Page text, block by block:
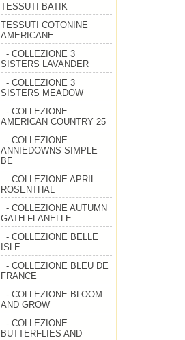
TESSUTI BATIK
TESSUTI COTONINE
AMERICANE
- COLLEZIONE 3
SISTERS LAVANDER
- COLLEZIONE 3
SISTERS MEADOW
- COLLEZIONE
AMERICAN COUNTRY 25
- COLLEZIONE
ANNIEDOWNS SIMPLE
BE
- COLLEZIONE APRIL
ROSENTHAL
- COLLEZIONE AUTUMN
GATH FLANELLE
- COLLEZIONE BELLE
ISLE
- COLLEZIONE BLEU DE
FRANCE
- COLLEZIONE BLOOM
AND GROW
- COLLEZIONE
BUTTERFLIES AND